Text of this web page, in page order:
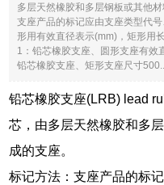
多层天然橡胶和多层钢板或其他
支座产品的标记应由支座类型代
形用有效直径表示(mm)，矩形用
1：铅芯橡胶支座、圆形支座有效
铅芯橡胶支座、矩形支座尺寸
铅芯橡胶支座(LRB) lead
芯，由多层天然橡胶和多
成的支座。
标记方法：支座产品的标